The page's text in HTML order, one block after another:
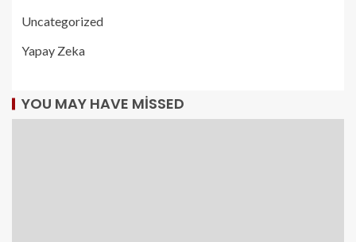
Uncategorized
Yapay Zeka
YOU MAY HAVE MISSED